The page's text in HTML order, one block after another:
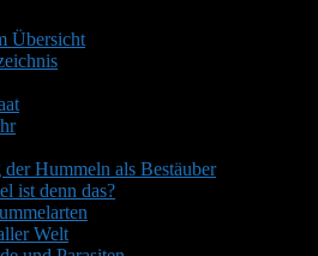
Übersicht
Hummeln als Bestäuber
ist denn das?
Welt